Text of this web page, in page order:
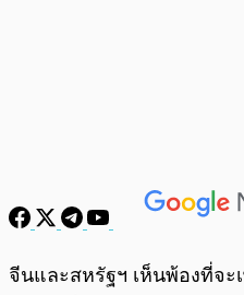
พร้อมเล่น
จีนและสหรัฐฯ เห็นพ้องที่จะ